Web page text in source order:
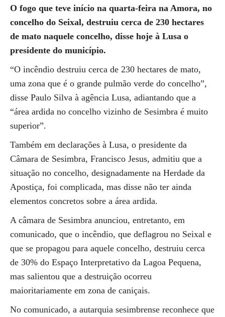
O fogo que teve início na quarta-feira na Amora, no
concelho do Seixal, destruiu cerca de 230 hectares
de mato naquele concelho, disse hoje à Lusa o
presidente do município.
“O incêndio destruiu cerca de 230 hectares de mato,
uma zona que é o grande pulmão verde do concelho”,
disse Paulo Silva à agência Lusa, adiantando que a
“área ardida no concelho vizinho de Sesimbra é muito
superior”.
Também em declarações à Lusa, o presidente da
Câmara de Sesimbra, Francisco Jesus, admitiu que a
situação no concelho, designadamente na Herdade da
Apostiça, foi complicada, mas disse não ter ainda
elementos concretos sobre a área ardida.
A câmara de Sesimbra anunciou, entretanto, em
comunicado, que o incêndio, que deflagrou no Seixal e
que se propagou para aquele concelho, destruiu cerca
de 30% do Espaço Interpretativo da Lagoa Pequena,
mas salientou que a destruição ocorreu
maioritariamente em zona de caniçais.
No comunicado, a autarquia sesimbrense reconhece que